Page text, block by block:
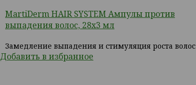
MartiDerm HAIR SYSTEM Ампулы против
выпадения волос, 28х3 мл
Замедление выпадения и стимуляция роста волос
Добавить в избранное